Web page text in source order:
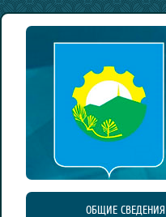
ОБЩИЕ СВЕДЕНИЯ